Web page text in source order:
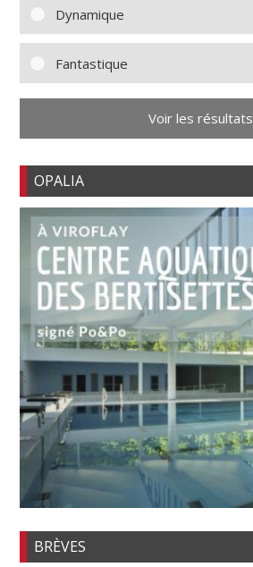
Dynamique
Fantastique
Voir les résultats
OPALIA
BRÈVES